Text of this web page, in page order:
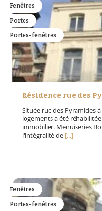
Fenêtres
Portes
Portes-fenêtres
Résidence rue des
Située rue des Pyramides
logements a été
immobilier. Menuiseries
l'intégralité de [...]
Fenêtres
Portes-fenêtres